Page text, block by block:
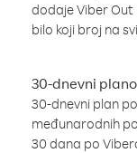
dodaje Viber
bilo koji broj na
30-dnevni
30-dnevni plan
međunarodnih
30 dana po